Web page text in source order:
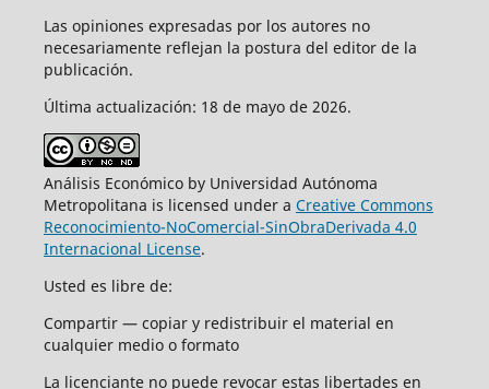
Las opiniones expresadas por los autores no
necesariamente reflejan la postura del editor de la
publicación.
Última actualización: 18 de mayo de 2026.
Análisis Económico by Universidad Autónoma
Metropolitana is licensed under a Creative Commons
Reconocimiento-NoComercial-SinObraDerivada 4.0
Internacional License.
Usted es libre de:
Compartir — copiar y redistribuir el material en
cualquier medio o formato
La licenciante no puede revocar estas libertades en